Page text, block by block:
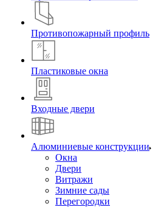
Противопожарный профиль
Пластиковые окна
Входные двери
Алюминиевые конструкции
Окна
Двери
Витражи
Зимние сады
Перегородки